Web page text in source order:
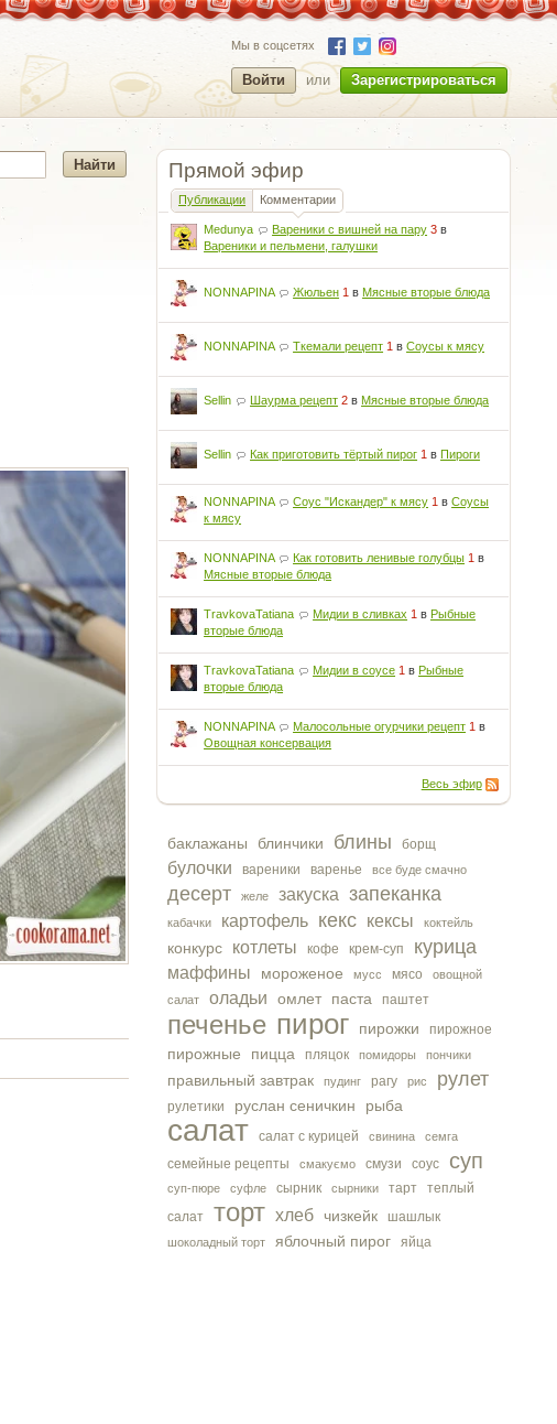
Мы в соцсетях
Войти или Зарегистрироваться
Прямой эфир
Публикации Комментарии
Medunya Вареники с вишней на пару 3 в
Вареники и пельмени, галушки
NONNAPINA Жюльен 1 вМясные вторые блюда
NONNAPINA Ткемали рецепт 1 вСоусы к мясу
Sellin Шаурма рецепт 2 вМясные вторые блюда
Sellin Как приготовить тёртый пирог 1 вПироги
NONNAPINA Соус "Искандер" к мясу 1 вСоусы
к мясу
NONNAPINA Как готовить ленивые голубцы 1 в
Мясные вторые блюда
TravkovaTatiana Мидии в сливках 1 вРыбные
вторые блюда
TravkovaTatiana Мидии в соусе 1 вРыбные
вторые блюда
NONNAPINA Малосольные огурчики рецепт 1 в
Овощная консервация
Весь эфир
баклажаны блинчики блины борщ
булочки вареники варенье все буде смачно
десерт желе закуска запеканка
кабачки картофель кекс кексы коктейль
конкурс котлеты кофе крем-суп курица
маффины мороженое мусс мясо
овощной
салат
оладьи омлет паста паштет
печенье пирог пирожки пирожное
пирожные пицца пляцок помидоры пончики
правильный завтрак пудинг рагу рис рулет
рулетики руслан сеничкин рыба
салат салат с курицей свинина семга
семейные рецепты смакуємо смузи соус суп
суп-пюре суфле сырник сырники тарт
теплый
салат
торт хлеб чизкейк шашлык
шоколадный торт яблочный пирог яйца